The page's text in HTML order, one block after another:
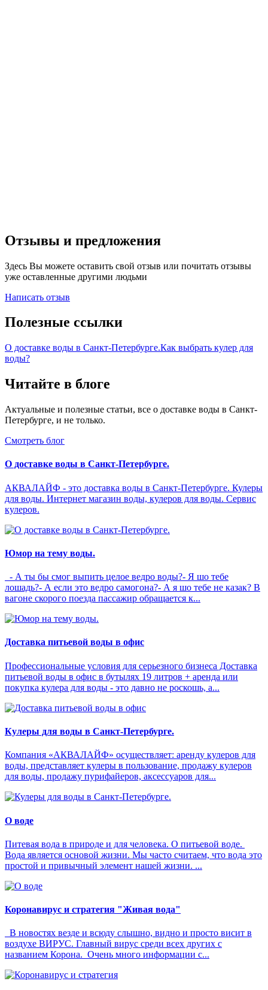
Отзывы и предложения
Здесь Вы можете оставить свой отзыв или почитать отзывы
уже оставленные другими людьми
Написать отзыв
Полезные ссылки
О доставке воды в Санкт-Петербурге.Как выбрать кулер для
воды?
Читайте в блоге
Актуальные и полезные статьи, все о доставке воды в Санкт-
Петербурге, и не только.
Смотреть блог
О доставке воды в Санкт-Петербурге.
АКВАЛАЙФ - это доставка воды в Санкт-Петербурге. Кулеры
для воды. Интернет магазин воды, кулеров для воды. Сервис
кулеров.
Юмор на тему воды.
- А ты бы смог выпить целое ведро воды?- Я шо тебе
лошадь?- А если это ведро самогона?- А я шо тебе не казак? В
вагоне скорого поезда пассажир обращается к...
Доставка питьевой воды в офис
Профессиональные условия для серьезного бизнеса Доставка
питьевой воды в офис в бутылях 19 литров + аренда или
покупка кулера для воды - это давно не роскошь, а...
Кулеры для воды в Санкт-Петербурге.
Компания «АКВАЛАЙФ» осуществляет: аренду кулеров для
воды, представляет кулеры в пользование, продажу кулеров
для воды, продажу пурифайеров, аксессуаров для...
О воде
Питевая вода в природе и для человека. О питьевой воде.
Вода является основой жизни. Мы часто считаем, что вода это
простой и привычный элемент нашей жизни. ...
Коронавирус и стратегия "Живая вода"
В новостях везде и всюду слышно, видно и просто висит в
воздухе ВИРУС. Главный вирус среди всех других с
названием Корона. Очень много информации с...